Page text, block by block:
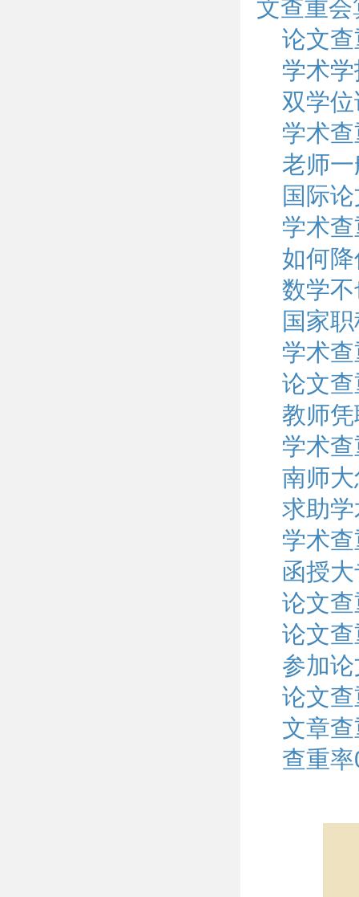
文查重
论文
学术
双学
学术
老师
国际
学术
如何
数学
国家
学术
论文
教师
学术
南师
求助
学术
函授
论文
论文
参加
论文
文章
查重